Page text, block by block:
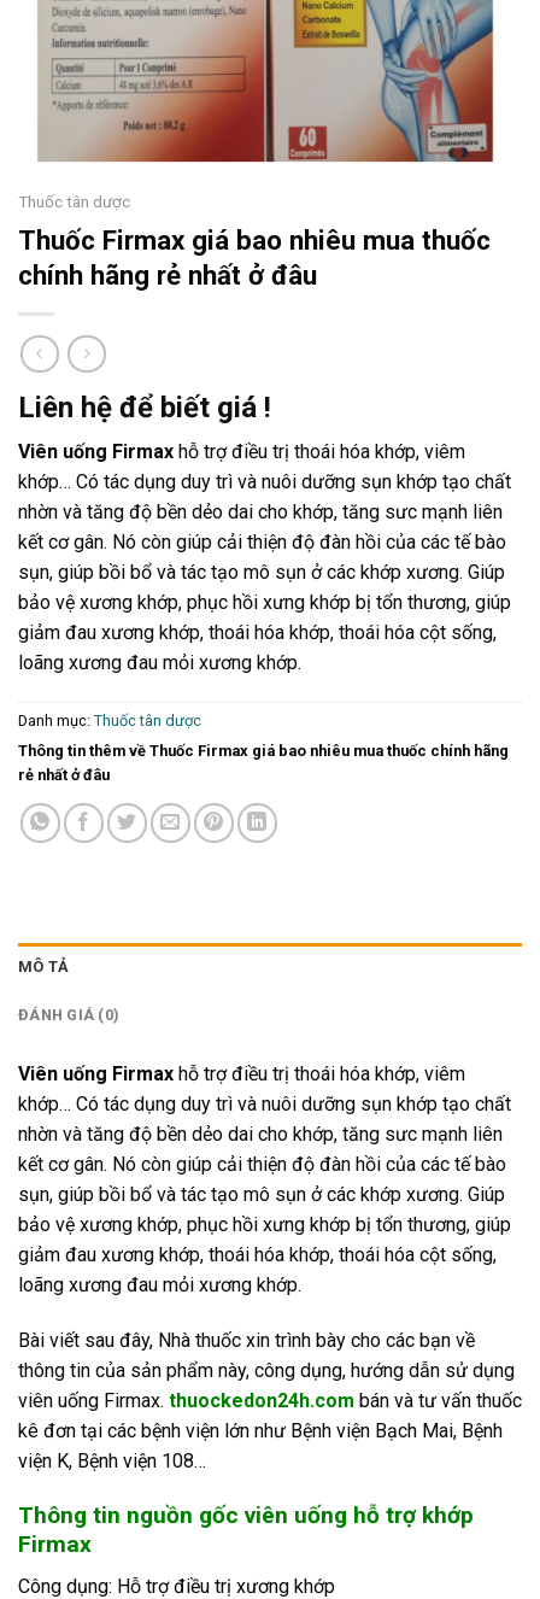
Thuốc tân dược
Thuốc Firmax giá bao nhiêu mua thuốc
chính hãng rẻ nhất ở đâu
Liên hệ để biết giá !
Viên uống Firmax hỗ trợ điều trị thoái hóa khớp, viêm
khớp… Có tác dụng duy trì và nuôi dưỡng sụn khớp tạo chất
nhờn và tăng độ bền dẻo dai cho khớp, tăng sưc mạnh liên
kết cơ gân. Nó còn giúp cải thiện độ đàn hồi của các tế bào
sụn, giúp bồi bổ và tác tạo mô sụn ở các khớp xương. Giúp
bảo vệ xương khớp, phục hồi xưng khớp bị tổn thương, giúp
giảm đau xương khớp, thoái hóa khớp, thoái hóa cột sống,
loãng xương đau mỏi xương khớp.
Danh mục: Thuốc tân dược
Thông tin thêm về Thuốc Firmax giá bao nhiêu mua thuốc chính hãng
rẻ nhất ở đâu
MÔ TẢ
ĐÁNH GIÁ (0)
Viên uống Firmax hỗ trợ điều trị thoái hóa khớp, viêm
khớp… Có tác dụng duy trì và nuôi dưỡng sụn khớp tạo chất
nhờn và tăng độ bền dẻo dai cho khớp, tăng sưc mạnh liên
kết cơ gân. Nó còn giúp cải thiện độ đàn hồi của các tế bào
sụn, giúp bồi bổ và tác tạo mô sụn ở các khớp xương. Giúp
bảo vệ xương khớp, phục hồi xưng khớp bị tổn thương, giúp
giảm đau xương khớp, thoái hóa khớp, thoái hóa cột sống,
loãng xương đau mỏi xương khớp.
Bài viết sau đây, Nhà thuốc xin trình bày cho các bạn về
thông tin của sản phẩm này, công dụng, hướng dẫn sử dụng
viên uống Firmax. thuockedon24h.com bán và tư vấn thuốc
kê đơn tại các bệnh viện lớn như Bệnh viện Bạch Mai, Bệnh
viện K, Bệnh viện 108…
Thông tin nguồn gốc viên uống hỗ trợ khớp
Firmax
Công dụng: Hỗ trợ điều trị xương khớp